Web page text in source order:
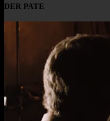
DER PATE